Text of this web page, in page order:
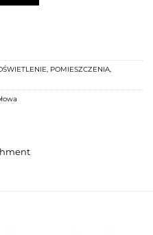
POMIESZCZENIA